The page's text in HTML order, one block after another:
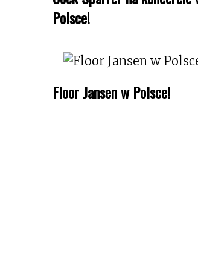
Polsce!
Floor Jansen w Polsce!